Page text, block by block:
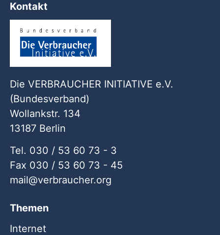
Kontakt
Die VERBRAUCHER INITIATIVE e.V.
(Bundesverband)
Wollankstr. 134
13187 Berlin
Tel. 030 / 53 60 73 - 3
Fax 030 / 53 60 73 - 45
mail
verbraucher org
Themen
Internet